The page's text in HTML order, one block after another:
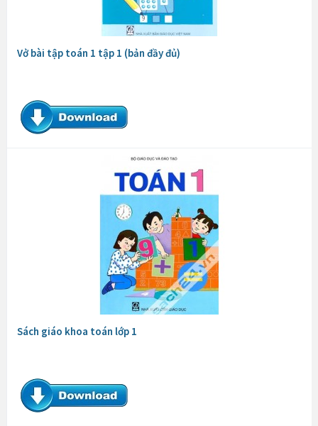
Vở bài tập toán 1 tập 1 (bản đầy đủ)
Sách giáo khoa toán lớp 1